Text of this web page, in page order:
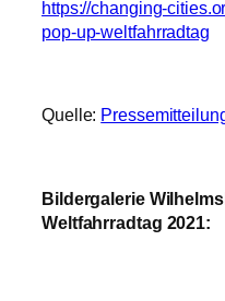
https://changing-
Bildergalerie